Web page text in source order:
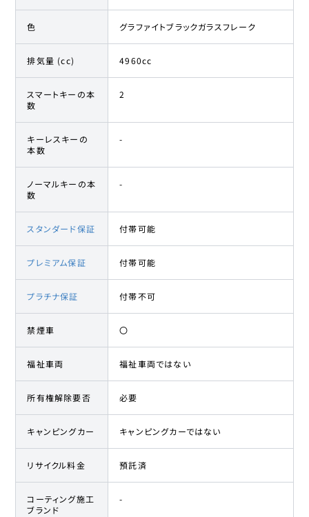
色 グラファイトブラックガラスフレーク
排気量 (cc) 4960cc
スマートキーの本
数
2
キーレスキーの
本数
-
ノーマルキーの本
数
-
スタンダード保証 付帯可能
プレミアム保証 付帯可能
プラチナ保証 付帯不可
禁煙車 〇
福祉車両 福祉車両ではない
所有権解除要否 必要
キャンピングカー キャンピングカーではない
リサイクル料金 預託済
コーティング施工
ブランド
-